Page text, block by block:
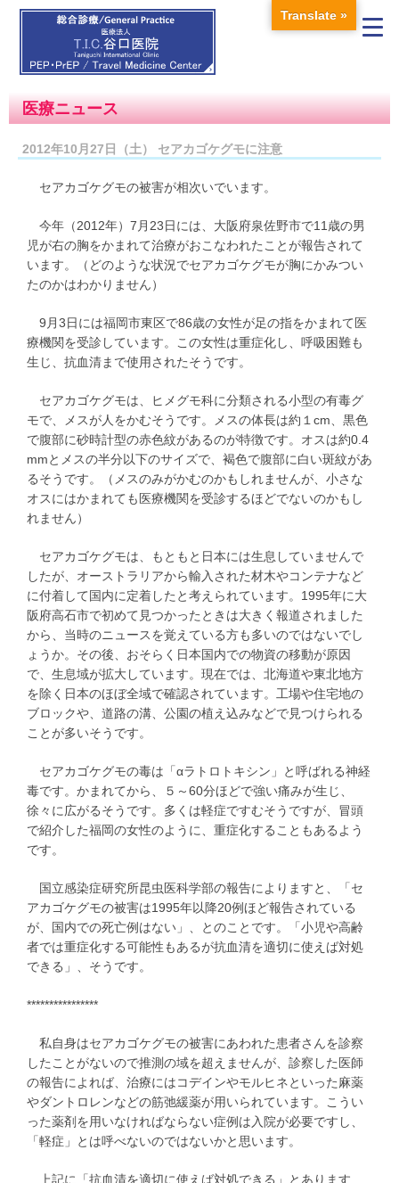
医療ニュース
2012年10月27日（土） セアカゴケグモに注意
セアカゴケグモの被害が相次いでいます。
今年（2012年）7月23日には、大阪府泉佐野市で11歳の男
児が右の胸をかまれて治療がおこなわれたことが報告されて
います。（どのような状況でセアカゴケグモが胸にかみつい
たのかはわかりません）
9月3日には福岡市東区で86歳の女性が足の指をかまれて医
療機関を受診しています。この女性は重症化し、呼吸困難も
生じ、抗血清まで使用されたそうです。
セアカゴケグモは、ヒメグモ科に分類される小型の有毒グ
モで、メスが人をかむそうです。メスの体長は約１cm、黒色
で腹部に砂時計型の赤色紋があるのが特徴です。オスは約0.4
mmとメスの半分以下のサイズで、褐色で腹部に白い斑紋があ
るそうです。（メスのみがかむのかもしれませんが、小さな
オスにはかまれても医療機関を受診するほどでないのかもし
れません）
セアカゴケグモは、もともと日本には生息していませんで
したが、オーストラリアから輸入された材木やコンテナなど
に付着して国内に定着したと考えられています。1995年に大
阪府高石市で初めて見つかったときは大きく報道されました
から、当時のニュースを覚えている方も多いのではないでし
ょうか。その後、おそらく日本国内での物資の移動が原因
で、生息域が拡大しています。現在では、北海道や東北地方
を除く日本のほぼ全域で確認されています。工場や住宅地の
ブロックや、道路の溝、公園の植え込みなどで見つけられる
ことが多いそうです。
セアカゴケグモの毒は「αラトロトキシン」と呼ばれる神経
毒です。かまれてから、５～60分ほどで強い痛みが生じ、
徐々に広がるそうです。多くは軽症ですむそうですが、冒頭
で紹介した福岡の女性のように、重症化することもあるよう
です。
国立感染症研究所昆虫医科学部の報告によりますと、「セ
アカゴケグモの被害は1995年以降20例ほど報告されている
が、国内での死亡例はない」、とのことです。「小児や高齢
者では重症化する可能性もあるが抗血清を適切に使えば対処
できる」、そうです。
****************
私自身はセアカゴケグモの被害にあわれた患者さんを診察
したことがないので推測の域を超えませんが、診察した医師
の報告によれば、治療にはコデインやモルヒネといった麻薬
やダントロレンなどの筋弛緩薬が用いられています。こうい
った薬剤を用いなければならない症例は入院が必要ですし、
「軽症」とは呼べないのではないかと思います。
上記に「抗血清を適切に使えば対処できる」とあります
Translate »